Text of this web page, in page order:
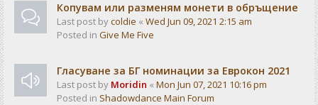
Копувам или разменям монети в обръщение
Last post bycoldie « Wed Jun 09, 2021 2:15 am
Posted in Give Me Five
Гласуване за БГ номинации за Еврокон 2021
Last post by Moridin « Mon Jun 07, 2021 10:16 pm
Posted in Shadowdance Main Forum